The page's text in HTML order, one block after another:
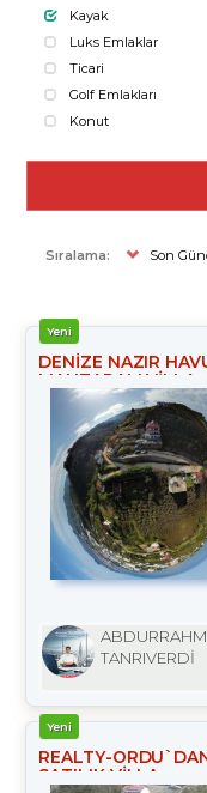
Kayak
Luks Emlaklar
Ticari
Golf Emlakları
Konut
Sıralama:
Son
Yeni
DENİZE NAZIR
MANZARALI VİLLA
TANRIVERDİ
Yeni
REALTY-
SATILIK VİLLA